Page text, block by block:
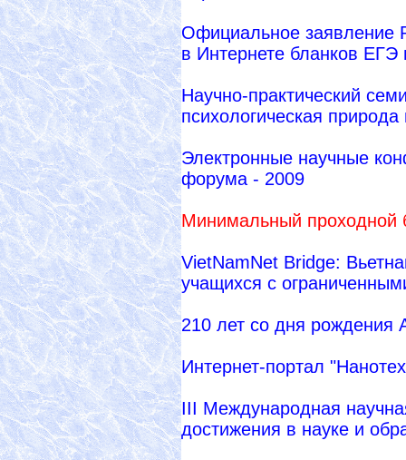
Официальное заявление
в Интернете бланков ЕГЭ
Научно-практический
психологическая
Электронные научные
форума - 2009
Минимальный проходной
VietNamNet Bridge:
учащихся с
210 лет со дня рождения
Интернет-портал
III Международная
достижения в науке и